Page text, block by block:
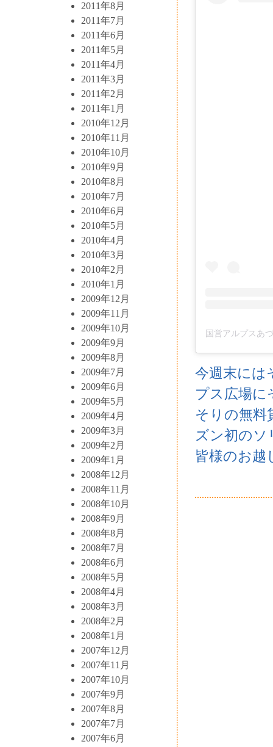
2011年8月
2011年7月
2011年6月
2011年5月
2011年4月
2011年3月
2011年2月
2011年1月
2010年12月
2010年11月
2010年10月
2010年9月
2010年8月
2010年7月
2010年6月
2010年5月
2010年4月
2010年3月
2010年2月
2010年1月
2009年12月
2009年11月
2009年10月
2009年9月
2009年8月
2009年7月
2009年6月
2009年5月
2009年4月
2009年3月
2009年2月
2009年1月
2008年12月
2008年11月
2008年10月
2008年9月
2008年8月
2008年7月
2008年6月
2008年5月
2008年4月
2008年3月
2008年2月
2008年1月
2007年12月
2007年11月
2007年10月
2007年9月
2007年8月
2007年7月
2007年6月
今週末には
プス広場に
そりの無料
ズン初のソ
皆様のお越